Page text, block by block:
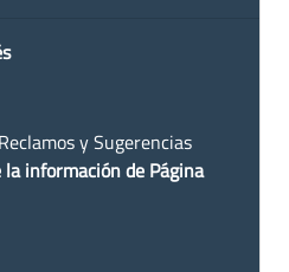
y Sugerencias
información de Página